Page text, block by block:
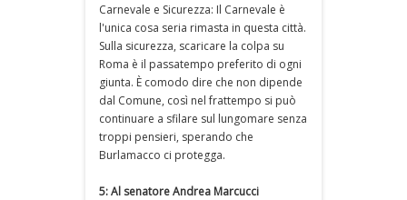
Carnevale e Sicurezza: Il Carnevale è
l'unica cosa seria rimasta in questa città.
Sulla sicurezza, scaricare la colpa su
Roma è il passatempo preferito di ogni
giunta. È comodo dire che non dipende
dal Comune, così nel frattempo si può
continuare a sfilare sul lungomare senza
troppi pensieri, sperando che
Burlamacco ci protegga.
5: Al senatore Andrea Marcucci